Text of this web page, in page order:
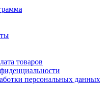
товаров
персональных данных